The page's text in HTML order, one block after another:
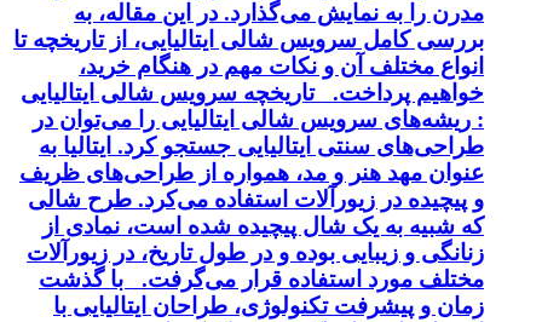
مدرن را به نمایش می‌گذارد. در این مقاله، به
بررسی کامل سرویس شالی ایتالیایی، از تاریخچه تا
انواع مختلف آن و نکات مهم در هنگام خرید،
خواهیم پرداخت. تاریخچه سرویس شالی ایتالیایی
: ریشه‌های سرویس شالی ایتالیایی را می‌توان در
طراحی‌های سنتی ایتالیایی جستجو کرد. ایتالیا به
عنوان مهد هنر و مد، همواره از طراحی‌های ظریف
و پیچیده در زیورآلات استفاده می‌کرد. طرح شالی
که شبیه به یک شال پیچیده شده است، نمادی از
زنانگی و زیبایی بوده و در طول تاریخ، در زیورآلات
مختلف مورد استفاده قرار می‌گرفت. با گذشت
زمان و پیشرفت تکنولوژی، طراحان ایتالیایی با